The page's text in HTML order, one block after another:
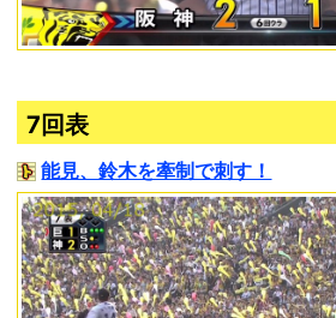
7回表
能見、鈴木を牽制で刺す！